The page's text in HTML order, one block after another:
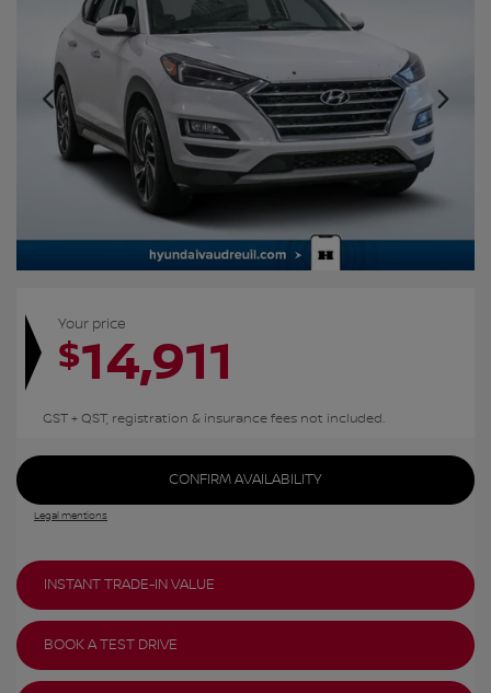
Your price
$14,911
GST + QST, registration & insurance fees not included.
CONFIRM AVAILABILITY
Legal mentions
INSTANT TRADE-IN VALUE
BOOK A TEST DRIVE